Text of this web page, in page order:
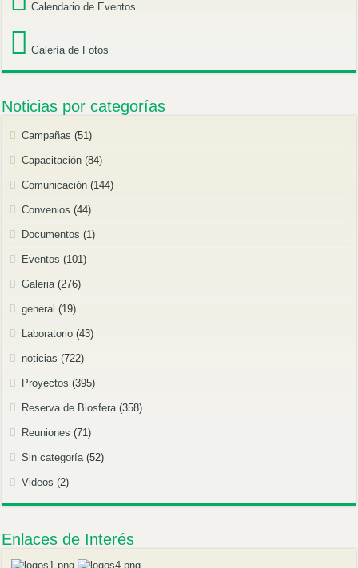
Calendario de Eventos
Galería de Fotos
Noticias por categorías
Campañas (51)
Capacitación (84)
Comunicación (144)
Convenios (44)
Documentos (1)
Eventos (101)
Galeria(276)
general (19)
Laboratorio (43)
noticias (722)
Proyectos (395)
Reserva de Biosfera(358)
Reuniones (71)
Sin categoría(52)
Videos (2)
Enlaces de Interés